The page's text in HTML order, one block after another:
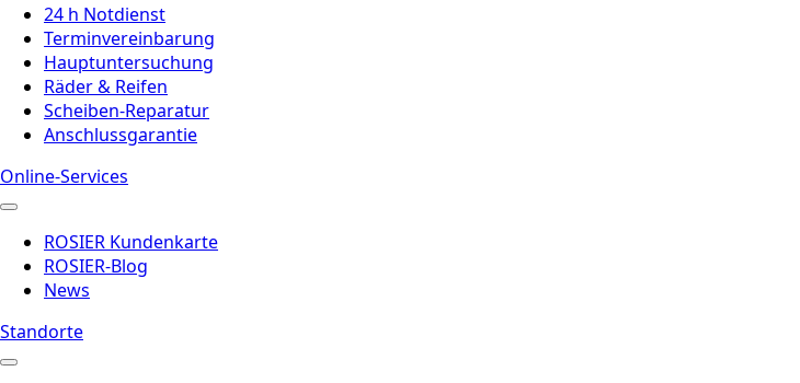
24 h Notdienst
Terminvereinbarung
Hauptuntersuchung
Räder & Reifen
Scheiben-Reparatur
Anschlussgarantie
Online-Services
ROSIER Kundenkarte
ROSIER-Blog
News
Standorte